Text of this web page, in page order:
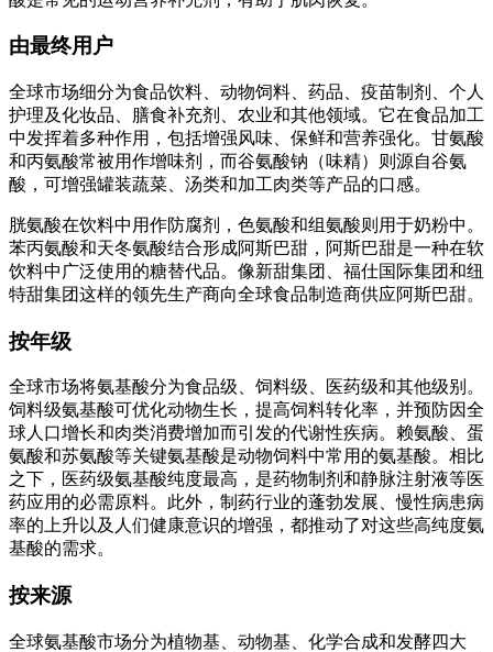
由最终用户
全球市场细分为食品饮料、动物饲料、药品、疫苗制剂、个人
护理及化妆品、膳食补充剂、农业和其他领域。它在食品加工
中发挥着多种作用，包括增强风味、保鲜和营养强化。甘氨酸
和丙氨酸常被用作增味剂，而谷氨酸钠（味精）则源自谷氨
酸，可增强罐装蔬菜、汤类和加工肉类等产品的口感。
胱氨酸在饮料中用作防腐剂，色氨酸和组氨酸则用于奶粉中。
苯丙氨酸和天冬氨酸结合形成阿斯巴甜，阿斯巴甜是一种在软
饮料中广泛使用的糖替代品。像新甜集团、福仕国际集团和纽
特甜集团这样的领先生产商向全球食品制造商供应阿斯巴甜。
按年级
全球市场将氨基酸分为食品级、饲料级、医药级和其他级别。
饲料级氨基酸可优化动物生长，提高饲料转化率，并预防因全
球人口增长和肉类消费增加而引发的代谢性疾病。赖氨酸、蛋
氨酸和苏氨酸等关键氨基酸是动物饲料中常用的氨基酸。相比
之下，医药级氨基酸纯度最高，是药物制剂和静脉注射液等医
药应用的必需原料。此外，制药行业的蓬勃发展、慢性病患病
率的上升以及人们健康意识的增强，都推动了对这些高纯度氨
基酸的需求。
按来源
全球氨基酸市场分为植物基、动物基、化学合成和发酵四大